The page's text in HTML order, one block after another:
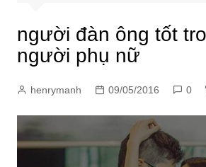
người đàn ông tốt
người phụ nữ
henrymanh 09/05/2016 0